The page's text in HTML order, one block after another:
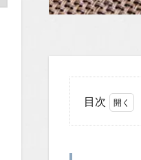
目次